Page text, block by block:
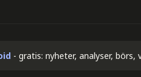
- gratis: nyheter, analyser, börs,